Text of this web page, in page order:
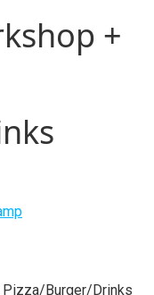
+
Burger/Drinks